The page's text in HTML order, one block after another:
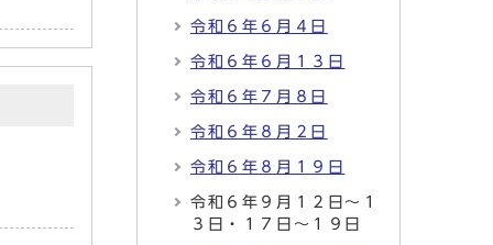
令和６年６月４日
令和６年６月１３日
令和６年７月８日
令和６年８月２日
令和６年８月１９日
令和６年９月１２日～１
３日・１７日～１９日